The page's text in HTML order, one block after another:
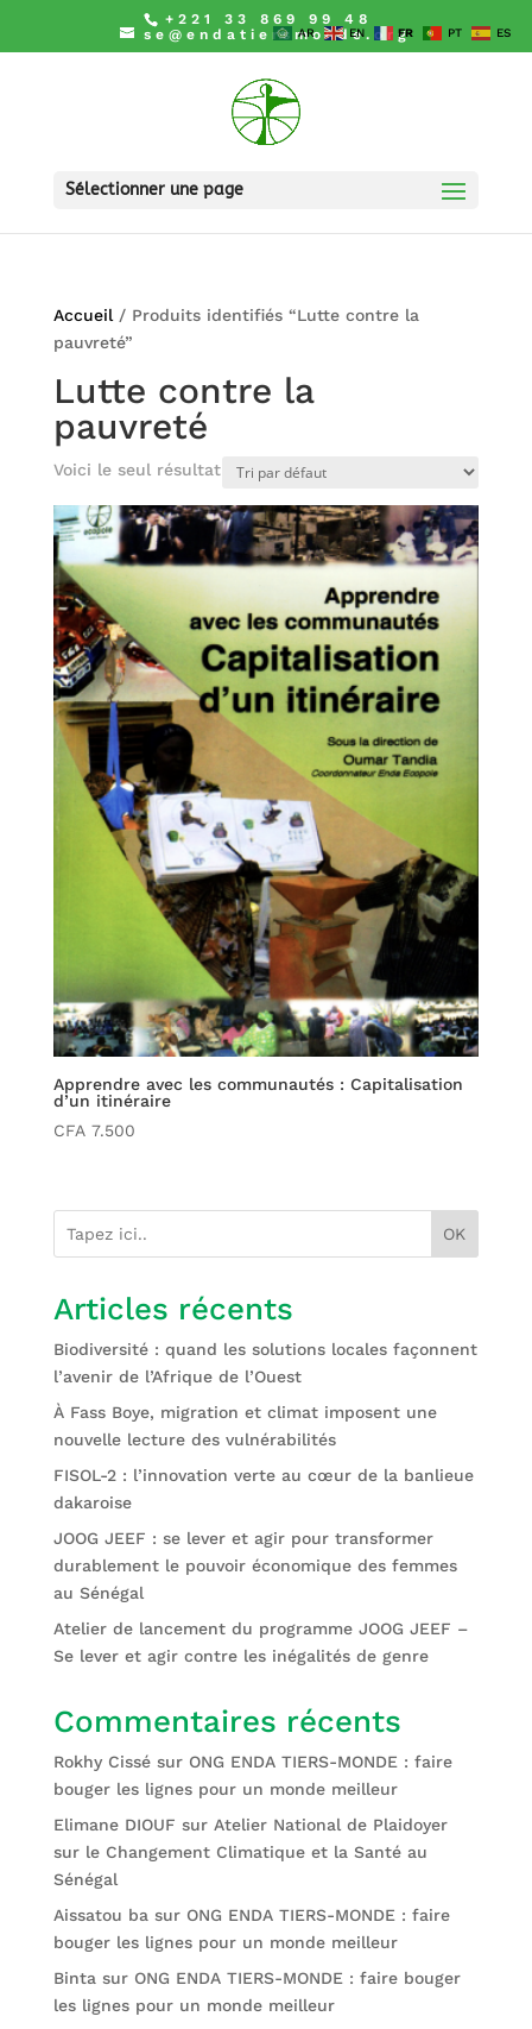
+221 33 869 99 48
se@endatiersmonde.org
Sélectionner une page
Accueil / Produits identifiés “Lutte contre la
pauvreté”
Lutte contre la
pauvreté
Voici le seul résultat
Apprendre avec les communautés : Capitalisation
d’un itinéraire
CFA7.500
OK
Articles récents
Biodiversité : quand les solutions locales façonnent
l’avenir de l’Afrique de l’Ouest
À Fass Boye, migration et climat imposent une
nouvelle lecture des vulnérabilités
FISOL-2 : l’innovation verte au cœur de la banlieue
dakaroise
JOOG JEEF : se lever et agir pour transformer
durablement le pouvoir économique des femmes
au Sénégal
Atelier de lancement du programme JOOG JEEF –
Se lever et agir contre les inégalités de genre
Commentaires récents
Rokhy Cissésur ONG ENDA TIERS-MONDE : faire
bouger les lignes pour un monde meilleur
Elimane DIOUF sur Atelier National de Plaidoyer
sur le Changement Climatique et la Santé au
Sénégal
Aissatou ba sur ONG ENDA TIERS-MONDE : faire
bouger les lignes pour un monde meilleur
Binta sur ONG ENDA TIERS-MONDE : faire bouger
les lignes pour un monde meilleur
AR EN FR PT ES